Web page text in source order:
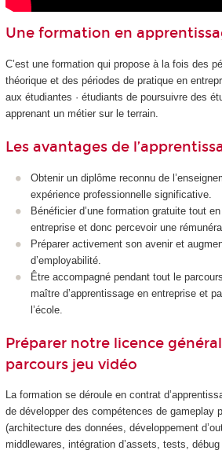
Une formation en
C’est une formation qui propose à la fois des
théorique et des périodes de pratique en
aux étudiantes · étudiants de poursuivre des
apprenant un métier sur le terrain.
Les avantages de
Obtenir un diplôme reconnu de
expérience professionnelle significative.
Bénéficier d’une formation gratuite tout
entreprise et donc percevoir une
Préparer activement son avenir et
d’employabilité.
Être accompagné pendant tout le
maître d’apprentissage en entreprise et
l’école.
Préparer notre licence
parcours jeu vidéo
La formation se déroule en contrat
de développer des compétences de gameplay
(architecture des données, développement
middlewares, intégration d’assets, tests,